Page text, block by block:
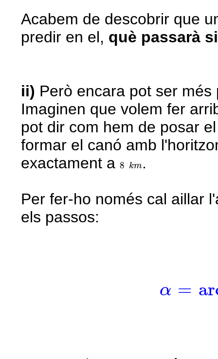
Acabem de descobrir que
predir en el, què passarà
ii) Però encara pot ser
Imaginen que volem fer
pot dir com hem de posar
formar el canó amb
exactament a 8
8 km
k .
Per fer-ho només cal aillar
els passos:
α =